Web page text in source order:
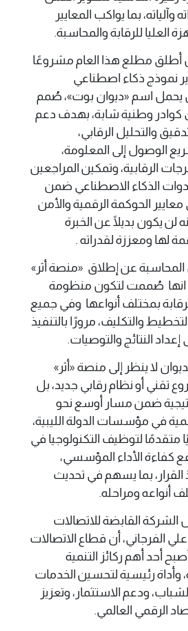
وآلياته، بما يواكب المعايير
العليا للرقابة والمحاسبة.
أطلق مطلع هذا العام مشروعًا
نموذج ذكاء اصطناعي
اسم «ديوان بوت»، صُمم
كوادر وطنية شابة، بهدف دعم
والتحليل الرقابي،
الوصول إلى المعلومة،
الرقابية، وتمكين المراجعين
الذكاء الاصطناعي ضمن
معايير الحوكمة الرقمية والأمن
لن يكون بديلًا عن الخبرة
لها ومعززة لقدراته .
عن إطلاق «منصة أثر»
انها صُممت لتكون منظومة
بمختلف أنواعها وفي جميع
والتكليف، مرورًا بالتنفيذ
إعداد النتائج والتوصيات.
لا ينظر إلى منصة «أثر»
تقني أو نظام رقابي جديد، بل
ضمن مسار أوسع نحو
في مؤسسات الدولة الليبية،
متقدمًا لتوظيف التكنولوجيا في
كفاءة الأداء المؤسسي،
بما يسهم في تحديث
أنواعه ومراحله.
القابضة للاتصالات
الفرجاني، أن قطاع الاتصالات
أحد أهم ركائز التنمية
وأداة رئيسية لتحسين الخدمات
ودعم الاستثمار، وتعزيز
الرقمي العالمي.